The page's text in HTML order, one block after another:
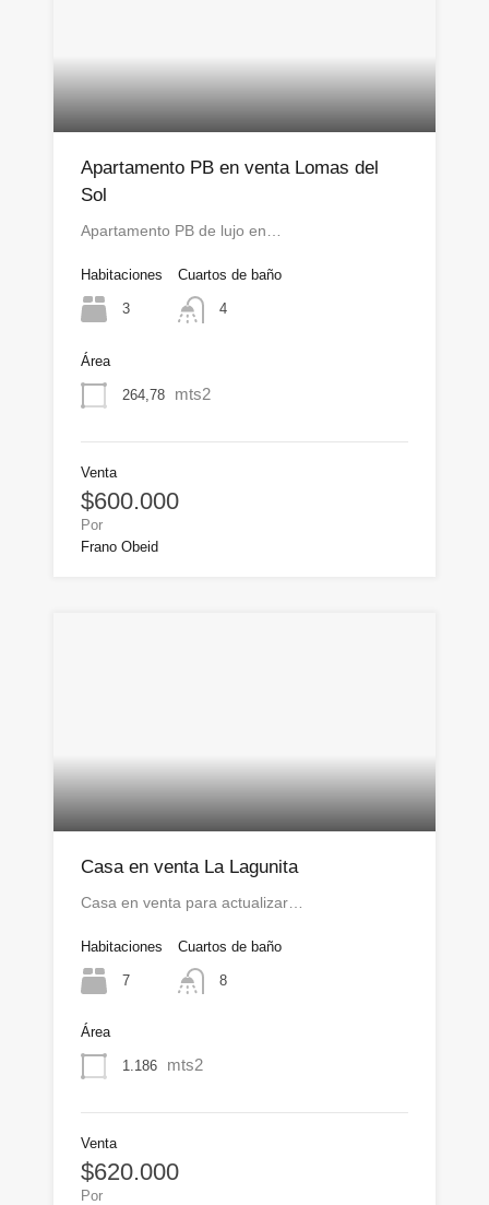
Apartamento PB en venta Lomas del
Sol
Apartamento PB de lujo en…
Habitaciones
3
Cuartos de baño
4
Área
264,78 mts2
Venta
$600.000
Por
Frano Obeid
Casa en venta La Lagunita
Casa en venta para actualizar…
Habitaciones
7
Cuartos de baño
8
Área
1.186 mts2
Venta
$620.000
Por